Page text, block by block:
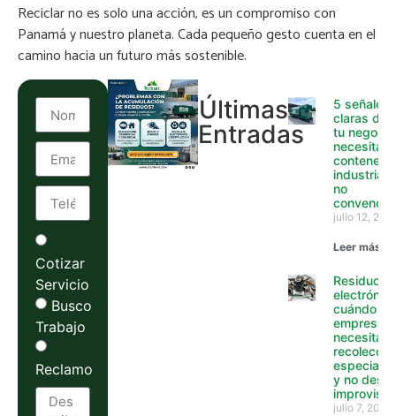
Reciclar no es solo una acción, es un compromiso con
Panamá y nuestro planeta. Cada pequeño gesto cuenta en el
camino hacia un futuro más sostenible.
Cotizar
Servicio
Busco
Trabajo
Reclamo
Últimas
Entradas
5 señales
claras de
tu negocio
necesita
no
julio 12,
Leer más »
Residuos
cuándo
empresa
necesita
y no
julio 7, 2026